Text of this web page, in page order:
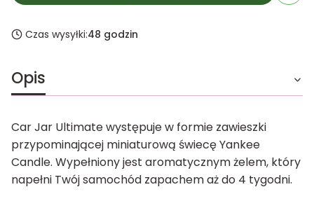
Czas wysyłki:48 godzin
Opis
Car Jar Ultimate występuje w formie zawieszki
przypominającej miniaturową świecę Yankee
Candle. Wypełniony jest aromatycznym żelem, który
napełni Twój samochód zapachem aż do 4 tygodni.